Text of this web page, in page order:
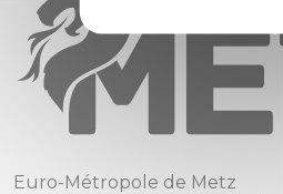
Euro-Métropole de Metz